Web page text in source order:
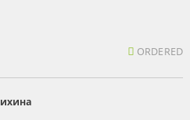
ORDERED